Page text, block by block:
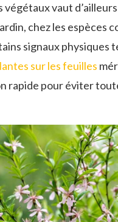
végétaux vaut
chez les espèces
signaux physiques
sur les feuilles
rapide pour éviter